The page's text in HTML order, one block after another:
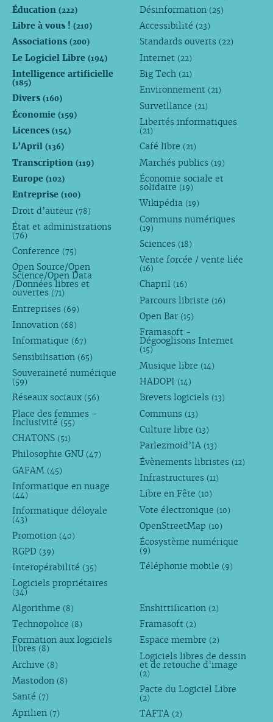
Éducation (222)
Libre à vous ! (210)
Associations (200)
Le Logiciel Libre (194)
Intelligence artificielle
(185)
Divers (160)
Économie (159)
Licences (154)
L’April (136)
Transcription (119)
Europe (102)
Entreprise (100)
Droit d’auteur (78)
État et administrations
(76)
Conference (75)
Open Source/Open
Science/Open Data
/Données libres et
ouvertes (71)
Entreprises (69)
Innovation (68)
Informatique (67)
Sensibilisation (65)
Souveraineté numérique
(59)
Réseaux sociaux (56)
Place des femmes -
Inclusivité (55)
CHATONS (51)
Philosophie GNU (47)
GAFAM (45)
Informatique en nuage
(44)
Informatique déloyale
(43)
Promotion (40)
RGPD (39)
Interopérabilité (35)
Logiciels propriétaires
(34)
Désinformation (25)
Accessibilité (23)
Standards ouverts (22)
Internet (22)
Big Tech (21)
Environnement (21)
Surveillance (21)
Libertés informatiques
(21)
Café libre (21)
Marchés publics (19)
Économie sociale et
solidaire (19)
Wikipédia (19)
Communs numériques
(19)
Sciences (18)
Vente forcée / vente liée
(16)
Chapril (16)
Parcours libriste (16)
Open Bar (15)
Framasoft -
Dégooglisons Internet
(15)
Musique libre (14)
HADOPI (14)
Brevets logiciels (13)
Communs (13)
Culture libre (13)
Parlezmoid’IA (13)
Évènements libristes (12)
Infrastructures (11)
Libre en Fête (10)
Vote électronique (10)
OpenStreetMap (10)
Écosystème numérique
(9)
Téléphonie mobile (9)
Algorithme (8)
Technopolice (8)
Formation aux logiciels
libres (8)
Archive (8)
Mastodon (8)
Santé (7)
Aprilien (7)
Enshittification (2)
Framasoft (2)
Espace membre (2)
Logiciels libres de dessin
et de retouche d’image
(2)
Pacte du Logiciel Libre
(2)
TAFTA (2)